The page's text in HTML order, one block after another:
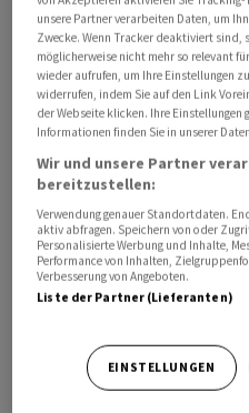
Rand des Bildschirms
Werbefilme zwischen den
Spielerinnen und Spieler
finanziellen Upgrade die
sein. Des Weiteren gibt es
Käufe. Die meisten Apps
oder kosten nur wenige
jeder App die Möglichkeit,
erwerben. Bei Schach-
einkauft. Im App für
Spielfiguren zu sammeln.
bei «Monopoly Go», wie die
unsere Partner verarbeiten Daten, um
Zwecke. Wenn Tracker deaktiviert sind,
möglicherweise nicht mehr so relevant
wieder aufrufen, um Ihre Einstellungen
widerrufen, indem Sie auf den Link
der Webseite klicken. Ihre Einstellungen
Informationen finden Sie in unserer
Wir und unsere Partner
bereitzustellen:
Verwendung genauer Standortdaten.
aktiv abfragen. Speichern von oder
Personalisierte Werbung und Inhalte,
Performance von Inhalten,
Verbesserung von Angeboten.
Liste der Partner (Lieferanten)
EINSTELLUNGEN